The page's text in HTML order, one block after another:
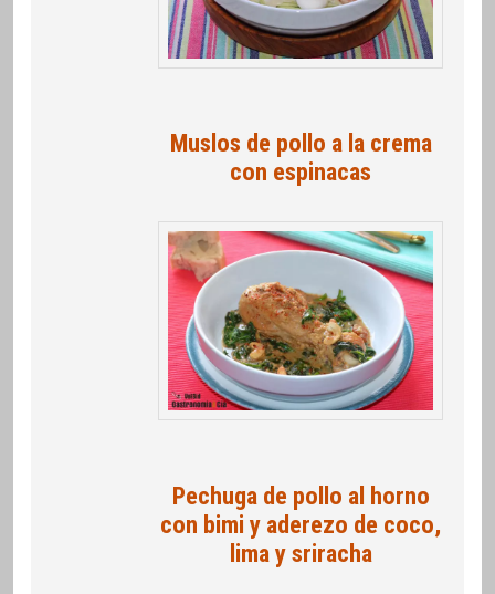
Muslos de pollo a la crema
con espinacas
Pechuga de pollo al horno
con bimi y aderezo de coco,
lima y sriracha